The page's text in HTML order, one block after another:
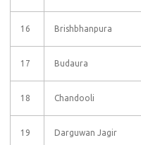
16 Brishbhanpura
17 Budaura
18 Chandooli
19 Darguwan Jagir